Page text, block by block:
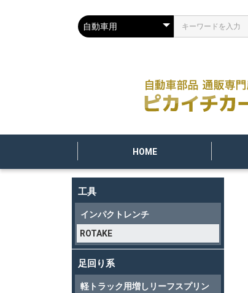
HOME
工具
インパクトレンチ
ROTAKE
足回り系
軽トラック用増しリーフスプリン